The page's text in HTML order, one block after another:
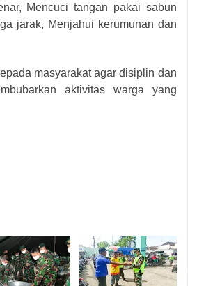
Mencuci tangan pakai sabun
jarak, Menjahui kerumunan dan
masyarakat agar disiplin dan
aktivitas warga yang